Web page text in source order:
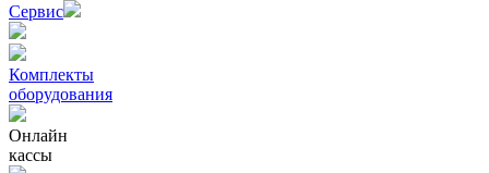
Сервис
Комплекты
оборудования
Онлайн
кассы